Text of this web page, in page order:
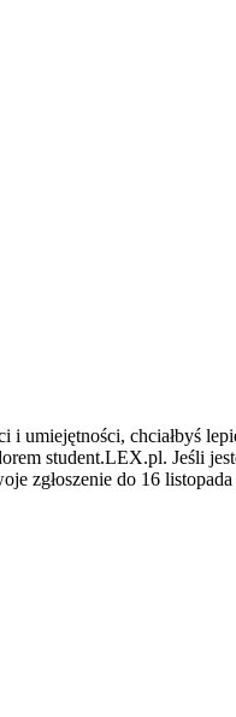
i umiejętności, chciałbyś
student.LEX.pl. Jeśli
zgłoszenie do 16 listopada